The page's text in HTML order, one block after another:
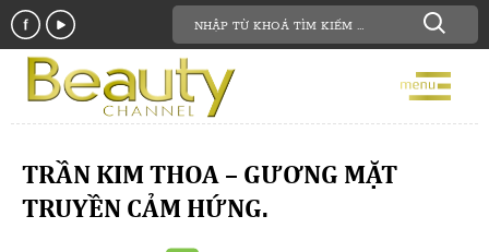
TRẦN KIM THOA – GƯƠNG MẶT
TRUYỀN CẢM HỨNG.